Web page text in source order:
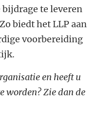
te leveren
biedt het LLP aan
voorbereiding
en heeft u
worden? Zie dan de